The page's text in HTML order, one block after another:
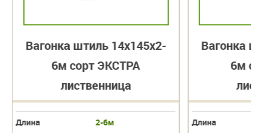
Вагонка штиль 14х145х2-
6м сорт ЭКСТРА
лиственница
Длина
2-6м
Вагонка
6м
Длина